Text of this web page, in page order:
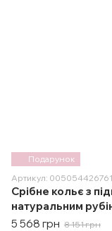
Подарунок
Артикул:
Срібне кольє з
натуральним
5 568 грн 8 151 грн